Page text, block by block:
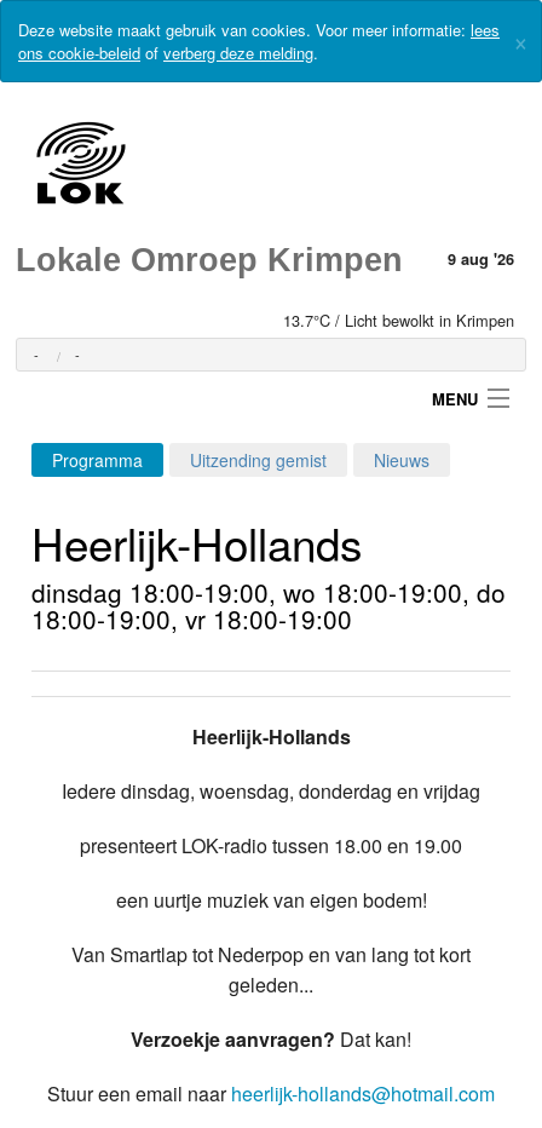
Deze website maakt gebruik van cookies. Voor meer informatie: lees
ons cookie-beleid of verberg deze melding. ×
Lokale Omroep Krimpen 9 aug '26
13.7°C / Licht bewolkt in Krimpen
- -
MENU
Login
Home
Programma's
Video
Webcam
Programma Uitzending gemist Nieuws
Heerlijk-Hollands
dinsdag 18:00-19:00, wo 18:00-19:00, do
18:00-19:00, vr 18:00-19:00
Heerlijk-Hollands
Iedere dinsdag, woensdag, donderdag en vrijdag
presenteert LOK-radio tussen 18.00 en 19.00
een uurtje muziek van eigen bodem!
Van Smartlap tot Nederpop en van lang tot kort
geleden...
Verzoekje aanvragen? Dat kan!
Stuur een email naarheerlijk-hollands@hotmail.com